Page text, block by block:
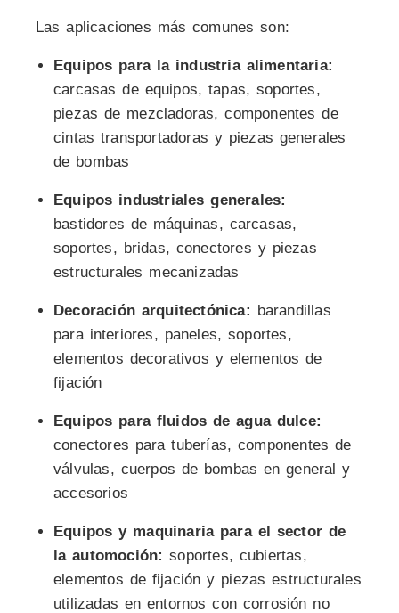
Las aplicaciones más comunes son:
Equipos para la industria alimentaria:
carcasas de equipos, tapas, soportes,
piezas de mezcladoras, componentes de
cintas transportadoras y piezas generales
de bombas
Equipos industriales generales:
bastidores de máquinas, carcasas,
soportes, bridas, conectores y piezas
estructurales mecanizadas
Decoración arquitectónica: barandillas
para interiores, paneles, soportes,
elementos decorativos y elementos de
fijación
Equipos para fluidos de agua dulce:
conectores para tuberías, componentes de
válvulas, cuerpos de bombas en general y
accesorios
Equipos y maquinaria para el sector de
la automoción: soportes, cubiertas,
elementos de fijación y piezas estructurales
utilizadas en entornos con corrosión no